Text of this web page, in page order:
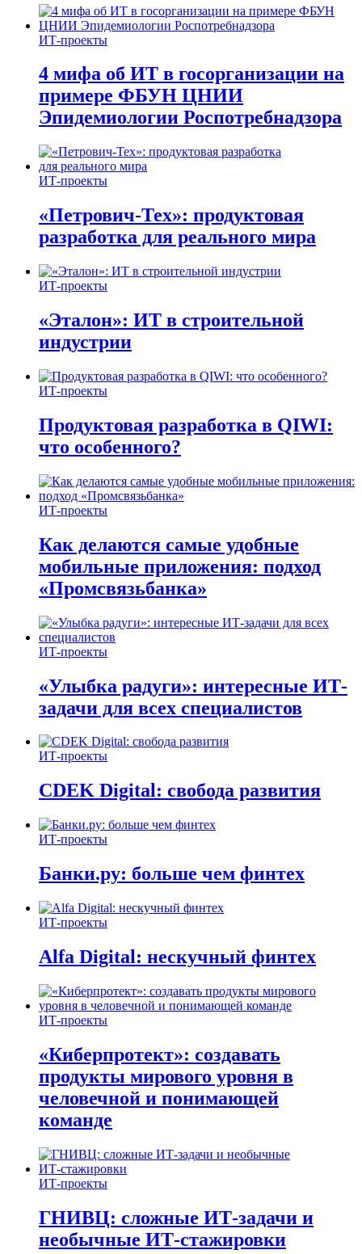
ИТ-проекты
4 мифа об ИТ в госорганизации на
примере ФБУН ЦНИИ
Эпидемиологии Роспотребнадзора
ИТ-проекты
«Петрович-Тех»: продуктовая
разработка для реального мира
ИТ-проекты
«Эталон»: ИТ в строительной
индустрии
ИТ-проекты
Продуктовая разработка в QIWI:
что особенного?
ИТ-проекты
Как делаются самые удобные
мобильные приложения: подход
«Промсвязьбанка»
ИТ-проекты
«Улыбка радуги»: интересные ИТ-
задачи для всех специалистов
ИТ-проекты
CDEK Digital: свобода развития
ИТ-проекты
Банки.ру: больше чем финтех
ИТ-проекты
Alfa Digital: нескучный финтех
ИТ-проекты
«Киберпротект»: создавать
продукты мирового уровня в
человечной и понимающей
команде
ИТ-проекты
ГНИВЦ: сложные ИТ‑задачи и
необычные ИТ‑стажировки